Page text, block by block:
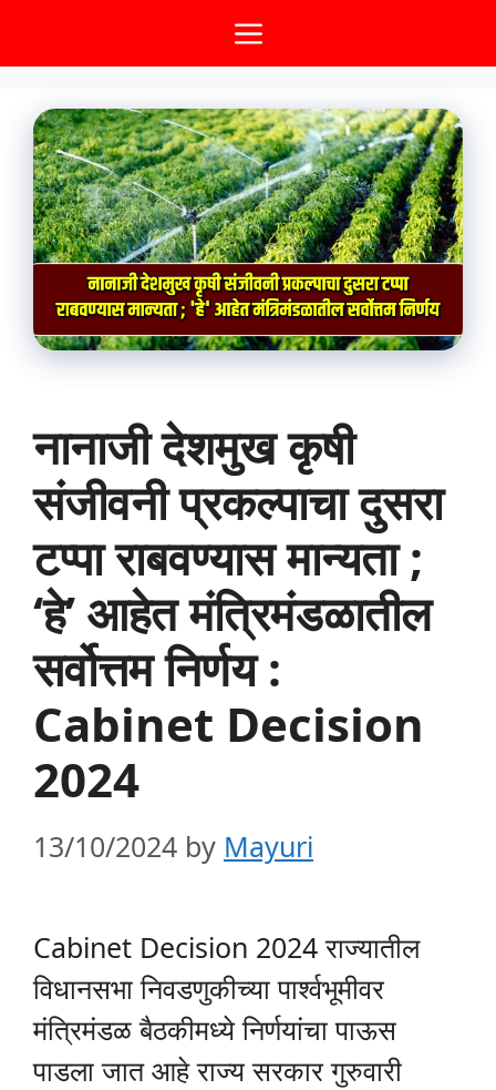
to
content
Menu
नानाजी देशमुख कृषी
संजीवनी प्रकल्पाचा दुसरा
टप्पा राबवण्यास मान्यता ;
‘हे’ आहेत मंत्रिमंडळातील
सर्वोत्तम निर्णय :
Cabinet Decision
2024
13/10/2024 by Mayuri
Cabinet Decision 2024 राज्यातील
विधानसभा निवडणुकीच्या पार्श्वभूमीवर
मंत्रिमंडळ बैठकीमध्ये निर्णयांचा पाऊस
पाडला जात आहे राज्य सरकार गुरुवारी